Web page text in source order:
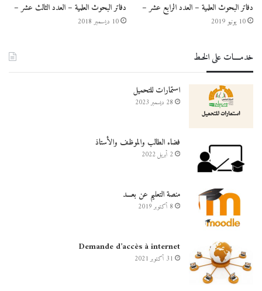
دفاتر البحوث العلمية – العدد الرابع عشر –
10 يونيو 2019
دفاتر البحوث العلمية – العدد الثالث عشر –
10 ديسمبر 2018
خدمــــات على الخـط
استمارات للتحميل
28 ديسمبر 2023
فضاء الطالب والموظف والأستاذ
2 أبريل 2022
منصة التعليم عن بعـــد
8 أكتوبر 2019
Demande d’accès à internet
31 أكتوبر 2021